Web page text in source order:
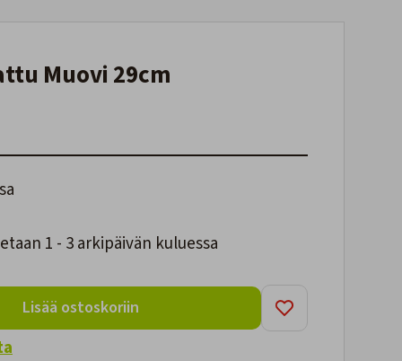
Muovi 29cm
1 - 3 arkipäivän kuluessa
Lisää ostoskoriin